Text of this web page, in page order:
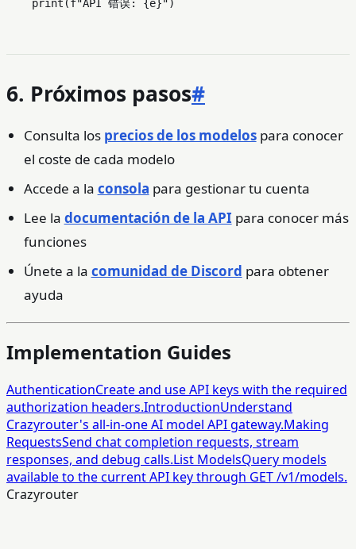
print (f"API 错误: {e}"
6. Próximos pasos#
Consulta los precios de los modelospara conocer
el coste de cada modelo
Accede a la consola para gestionar tu cuenta
Lee la documentación de la API para conocer más
funciones
Únete a la comunidad de Discord para obtener
ayuda
Implementation Guides
AuthenticationCreate and use API keys with the required
authorization headers.IntroductionUnderstand
Crazyrouter's all-in-one AI model API gateway.Making
RequestsSend chat completion requests, stream
responses, and debug calls.List ModelsQuery models
available to the current API key through GET /v1/models.
Crazyrouter